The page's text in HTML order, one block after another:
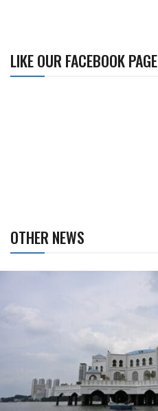
LIKE OUR FACEBOOK PAGE
OTHER NEWS